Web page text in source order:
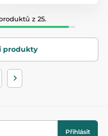
z 25.
produkty
Přihlásit